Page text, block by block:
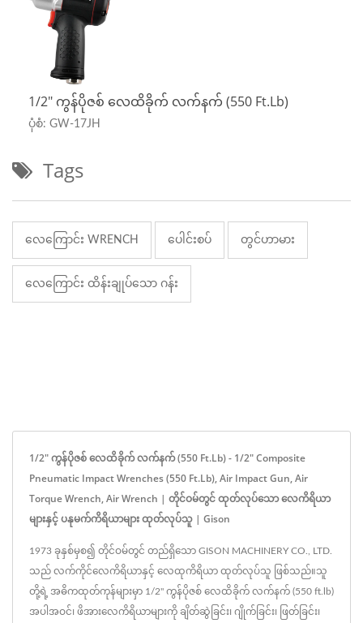
1/2" ကွန်ပိုဇစ် လေထိခိုက် လက်နက် (550 Ft.lb)
ပုံစံ: GW-17JH
Tags
လေကြောင်း WRENCH ပေါင်းစပ် တွင်ဟာမား
လေကြောင်း ထိန်းချုပ်သော ဂန်း
1/2" ကွန်ပိုဇစ် လေထိခိုက် လက်နက် (550 Ft.lb) - 1/2" Composite
Pneumatic Impact Wrenches (550 Ft.lb), Air Impact Gun, Air
Torque Wrench, Air Wrench | တိုင်ဝမ်တွင် ထုတ်လုပ်သော လေကိရိယာ
များနှင့် ပနုမက်ကိရိယာများ ထုတ်လုပ်သူ | Gison
1973 ခုနှစ်မှစ၍ တိုင်ဝမ်တွင် တည်ရှိသော GISON MACHINERY CO., LTD.
သည် လက်ကိုင်လေကိရိယာနှင့် လေထုကိရိယာ ထုတ်လုပ်သူ ဖြစ်သည်။သူ
တို့ရဲ့ အဓိကထုတ်ကုန်များမှာ 1/2" ကွန်ပိုဇစ် လေထိခိုက် လက်နက် (550 ft.lb)
အပါအဝင်၊ ဖိအားလေကိရိယာများကို ချိတ်ဆွဲခြင်း၊ ဂျိုက်ခြင်း၊ ဖြတ်ခြင်း၊